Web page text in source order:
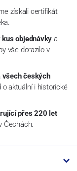
získali certifikát
objednávky a
vše dorazilo v
všech českých
o aktuální i historické
přes 220 let
Čechách.